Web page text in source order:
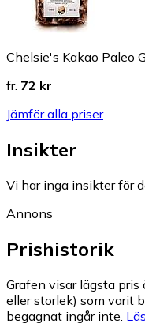
Chelsie's Kakao Paleo
fr. 72 kr
Jämför alla priser
Insikter
Vi har inga insikter för
Annons
Prishistorik
Grafen visar lägsta
eller storlek) som varit
begagnat ingår inte.